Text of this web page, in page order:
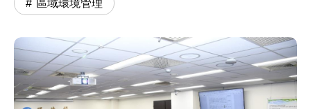
區域環境管理